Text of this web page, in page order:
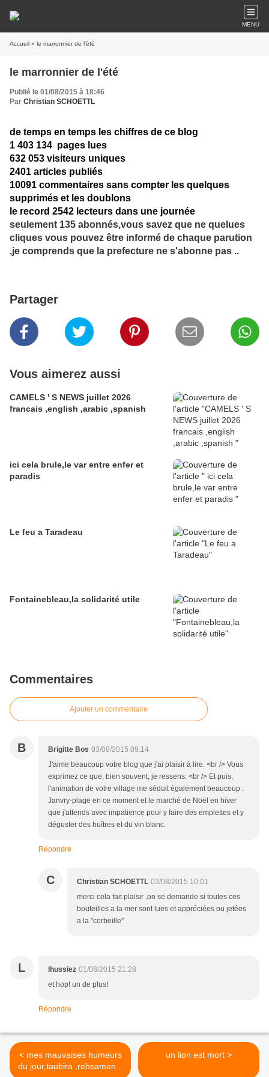
MENU
Accueil » le marronnier de l'été
le marronnier de l'été
Publié le 01/08/2015 à 18:46
Par Christian SCHOETTL
de temps en temps les chiffres de ce blog
1 403 134 pages lues
632 053 visiteurs uniques
2401 articles publiés
10091 commentaires sans compter les quelques
supprimés et les doublons
le record 2542 lecteurs dans une journée
seulement 135 abonnés,vous savez que ne quelues
cliques vous pouvez être informé de chaque parution
,je comprends que la prefecture ne s'abonne pas ..
Partager
Vous aimerez aussi
CAMELS ' S NEWS juillet 2026
francais ,english ,arabic ,spanish
ici cela brule,le var entre enfer et
paradis
Le feu a Taradeau
Fontainebleau,la solidarité utile
Commentaires
Ajouter un commentaire
B Brigitte Bos 03/08/2015 09:14
J'aime beaucoup votre blog que j'ai plaisir à lire. <br /> Vous
exprimez ce que, bien souvent, je ressens. <br /> Et puis,
l'animation de votre village me séduit également beaucoup :
Janvry-plage en ce moment et le marché de Noël en hiver
que j'attends avec impatience pour y faire des emplettes et y
déguster des huîtres et du vin blanc.
Répondre
C Christian SCHOETTL 03/08/2015 10:01
merci cela fait plaisir ,on se demande si toutes ces
bouteilles a la mer sont lues et appréciées ou jetées
a la "corbeille"
L lhussiez 01/08/2015 21:28
et hop! un de plus!
Répondre
< mes mauvaises humeurs
du jour,taubira ,rebsamen ..
un lion est mort >